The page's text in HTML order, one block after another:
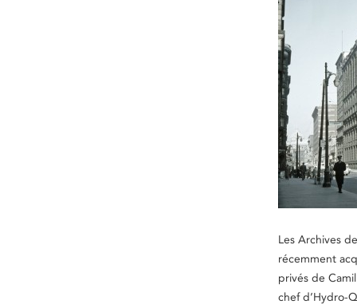
Les Archives
récemment
privés de
chef d’Hydro-